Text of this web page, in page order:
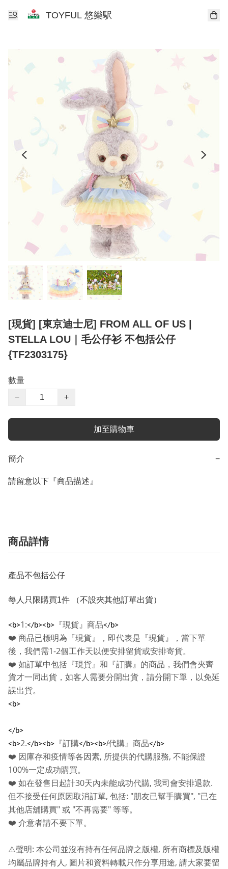
TOYFUL 悠樂駅
[現貨] [東京迪士尼] FROM ALL OF US |
STELLA LOU｜毛公仔衫 不包括公仔
{TF2303175}
數量
−
+
加至購物車
簡介 −
請留意以下『商品描述』
商品詳情
產品不包括公仔
每人只限購買1件 （不設夾其他訂單出貨）
<b>1:</b><b> 『現貨』商品</b>
❤️ 商品已標明為『現貨』，即代表是『現貨』，當下單
後，我們需1-2個工作天以便安排留貨或安排寄貨。
❤️ 如訂單中包括『現貨』和『訂購』的商品，我們會夾齊
貨才一同出貨，如客人需要分開出貨，請分開下單，以免延
誤出貨。
<b>
</b>
<b>2.</b><b> 『訂購</b><b>/代購』商品</b>
❤️ 因庫存和疫情等各因素, 所提供的代購服務, 不能保證
100%一定成功購買。
❤️ 如在發售日起計30天內未能成功代購, 我司會安排退款.
但不接受任何原因取消訂單, 包括: "朋友已幫手購買", "已在
其他店舖購買" 或 "不再需要" 等等。
❤️ 介意者請不要下單。
⚠️聲明: 本公司並沒有持有任何品牌之版權, 所有商標及版權
均屬品牌持有人 , 圖片和資料轉載只作分享用途, 請大家要留